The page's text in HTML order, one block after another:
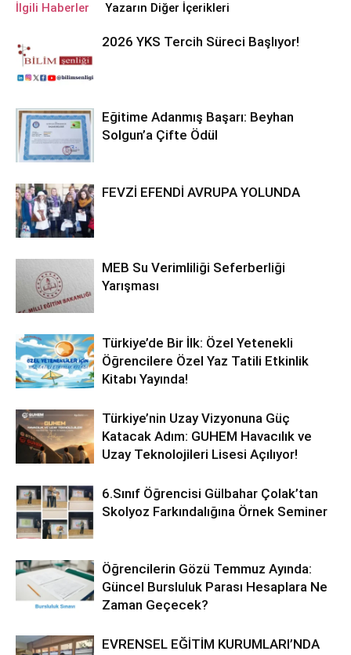
İlgili Haberler Yazarın Diğer İçerikleri
2026 YKS Tercih Süreci Başlıyor!
Eğitime Adanmış Başarı: Beyhan
Solgun’a Çifte Ödül
FEVZİ EFENDİ AVRUPA YOLUNDA
MEB Su Verimliliği Seferberliği
Yarışması
Türkiye’de Bir İlk: Özel Yetenekli
Öğrencilere Özel Yaz Tatili Etkinlik
Kitabı Yayında!
Türkiye’nin Uzay Vizyonuna Güç
Katacak Adım: GUHEM Havacılık ve
Uzay Teknolojileri Lisesi Açılıyor!
6.Sınıf Öğrencisi Gülbahar Çolak’tan
Skolyoz Farkındalığına Örnek Seminer
Öğrencilerin Gözü Temmuz Ayında:
Güncel Bursluluk Parası Hesaplara Ne
Zaman Geçecek?
EVRENSEL EĞİTİM KURUMLARI’NDA